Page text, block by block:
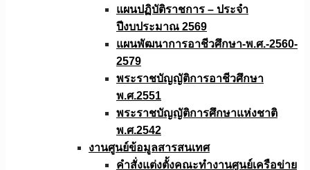
แผนปฏิบัติราชการ – ประจำ
ปีงบประมาณ 2569
แผนพัฒนาการอาชีวศึกษา-พ.ศ.-2560-
2579
พระราชบัญญัติการอาชีวศึกษา
พ.ศ.2551
พระราชบัญญัติการศึกษาแห่งชาติ
พ.ศ.2542
งานศูนย์ข้อมูลสารสนเทศ
คำสั่งแต่งตั้งคณะทำงานศูนย์เครือข่าย